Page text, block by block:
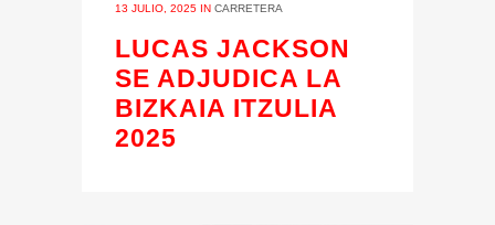
13 JULIO, 2025 IN CARRETERA
LUCAS JACKSON
SE ADJUDICA LA
BIZKAIA ITZULIA
2025